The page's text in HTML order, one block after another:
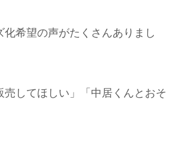
化希望の声がたくさんありまし
してほしい」「中居くんとおそ